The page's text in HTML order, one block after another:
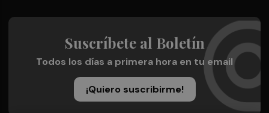
Suscríbete al Boletín
Todos los días a primera hora en tu email
¡Quiero suscribirme!